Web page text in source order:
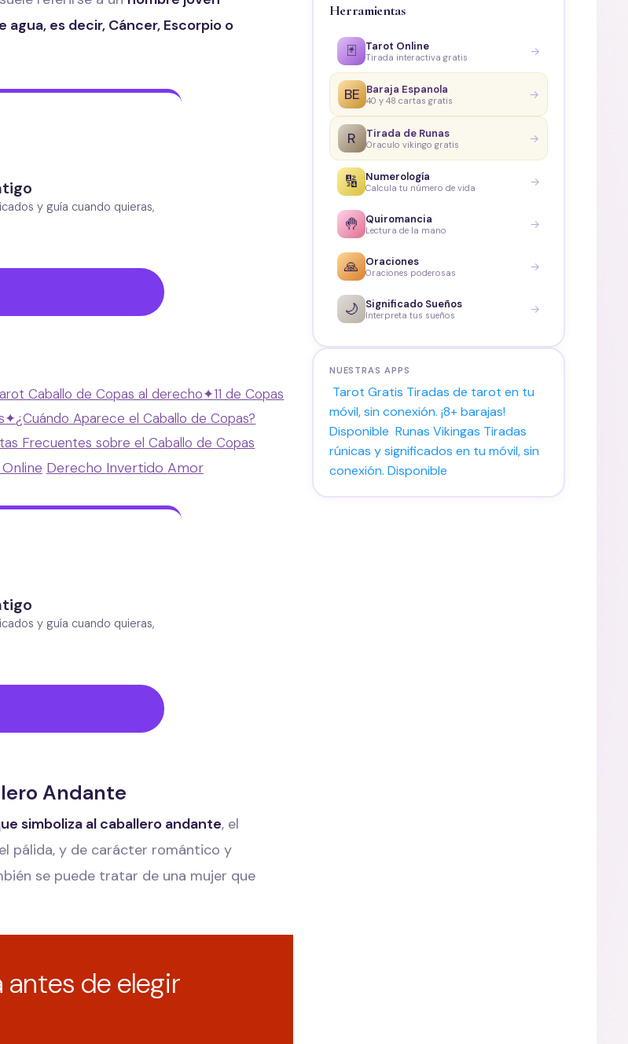
es decir, Cáncer, Escorpio o
y guía cuando quieras,
Caballo de Copas al derecho✦11 de Copas
✦¿Cuándo Aparece el Caballo de Copas?
Frecuentes sobre el Caballo de Copas
Derecho Invertido Amor
y guía cuando quieras,
Andante
simboliza al caballero andante, el
pálida, y de carácter romántico y
se puede tratar de una mujer que
de elegir
Herramientas
🃏 Tarot Online
Tirada interactiva gratis →
BE Baraja Espanola
40 y 48 cartas gratis →
R Tirada de Runas
Oraculo vikingo gratis →
🔢 Numerología
Calcula tu número de vida →
🤚 Quiromancia
Lectura de la mano →
🙏 Oraciones
Oraciones poderosas →
🌙 Significado Sueños
Interpreta tus sueños →
NUESTRAS APPS
Tarot Gratis Tiradas de tarot en tu
móvil, sin conexión. ¡8+ barajas!
Disponible Runas Vikingas Tiradas
rúnicas y significados en tu móvil, sin
conexión. Disponible